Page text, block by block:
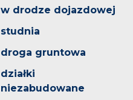
w drodze dojazdowej
studnia
droga gruntowa
działki
niezabudowane